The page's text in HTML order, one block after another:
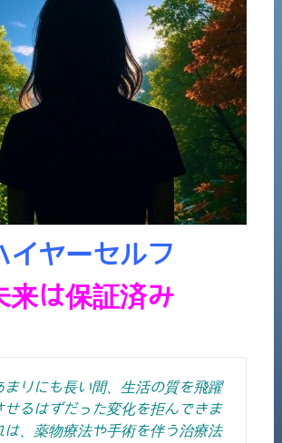
イヤーセルフ
来は保証済み
まりにも長い間、生活の質を飛躍
せるはずだった変化を拒んできま
は、薬物療法や手術を伴う治療法